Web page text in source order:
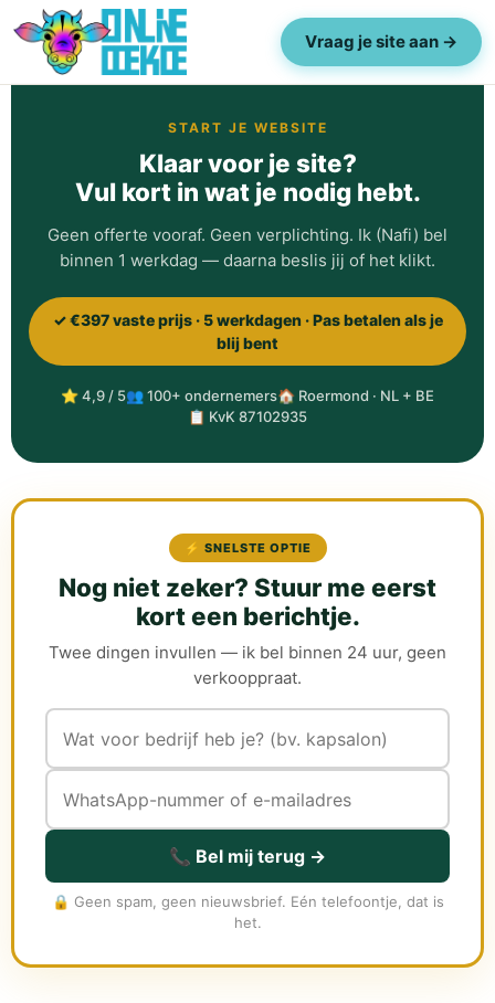
Vraag je site aan →
START JE WEBSITE
Klaar voor je site?
Vul kort in wat je nodig hebt.
Geen offerte vooraf. Geen verplichting. Ik (Nafi) bel
binnen 1 werkdag — daarna beslis jij of het klikt.
✓ €397 vaste prijs · 5 werkdagen · Pas betalen als je
blij bent
⭐ 4,9 / 5👥 100+ ondernemers🏠 Roermond · NL + BE
📋 KvK 87102935
⚡ SNELSTE OPTIE
Nog niet zeker? Stuur me eerst
kort een berichtje.
Twee dingen invullen — ik bel binnen 24 uur, geen
verkooppraat.
📞 Bel mij terug →
🔒 Geen spam, geen nieuwsbrief. Eén telefoontje, dat is
het.